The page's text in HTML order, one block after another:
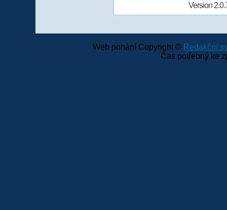
Version
Web pohání Copyright © Redakční
Čas potřebný ke